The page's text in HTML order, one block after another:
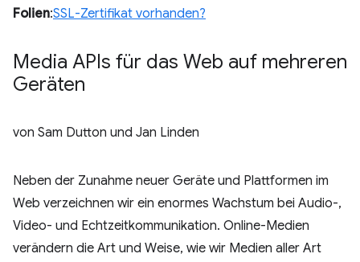
Folien:SSL-Zertifikat vorhanden?
Media APIs für das Web auf mehreren
Geräten
von Sam Dutton und Jan Linden
Neben der Zunahme neuer Geräte und Plattformen im
Web verzeichnen wir ein enormes Wachstum bei Audio-,
Video- und Echtzeitkommunikation. Online-Medien
verändern die Art und Weise, wie wir Medien aller Art